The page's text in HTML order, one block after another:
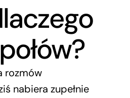
rozmów
nabiera zupełnie